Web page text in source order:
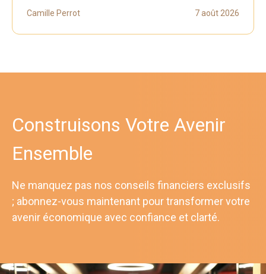
Camille Perrot 7 août 2026
Construisons Votre Avenir
Ensemble
Ne manquez pas nos conseils financiers exclusifs
; abonnez-vous maintenant pour transformer votre
avenir économique avec confiance et clarté.